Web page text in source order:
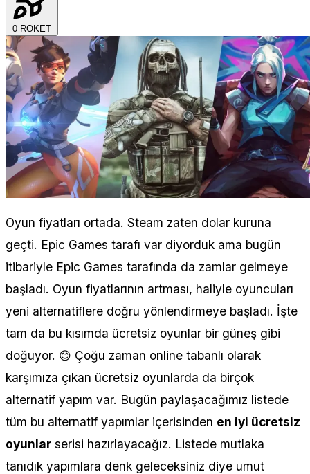
0 ROKET
Oyun fiyatları ortada. Steam zaten dolar kuruna
geçti. Epic Games tarafı var diyorduk ama bugün
itibariyle Epic Games tarafında da zamlar gelmeye
başladı. Oyun fiyatlarının artması, haliyle oyuncuları
yeni alternatiflere doğru yönlendirmeye başladı. İşte
tam da bu kısımda ücretsiz oyunlar bir güneş gibi
doğuyor. 😊 Çoğu zaman online tabanlı olarak
karşımıza çıkan ücretsiz oyunlarda da birçok
alternatif yapım var. Bugün paylaşacağımız listede
tüm bu alternatif yapımlar içerisinden en iyi ücretsiz
oyunlar serisi hazırlayacağız. Listede mutlaka
tanıdık yapımlara denk geleceksiniz diye umut